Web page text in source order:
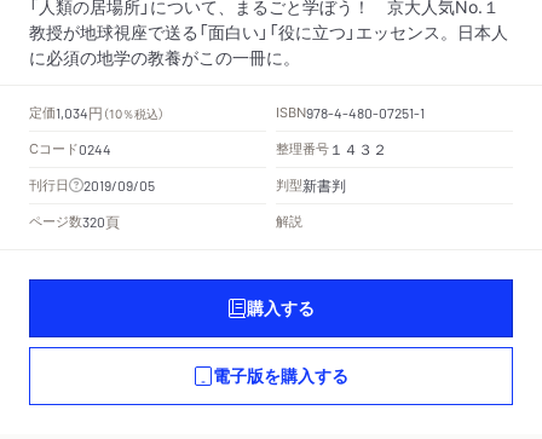
「人類の居場所」について、まるごと学ぼう！ 京大人気No.１
教授が地球視座で送る「面白い」「役に立つ」エッセンス。日本人
に必須の地学の教養がこの一冊に。
定価1,034円 （10％税込） ISBN978-4-480-07251-1
Cコード0244 整理番号 １４３２
刊行日 2019/09/05 判型新書判
ページ数320頁 解説
購入する
電子版を購入する